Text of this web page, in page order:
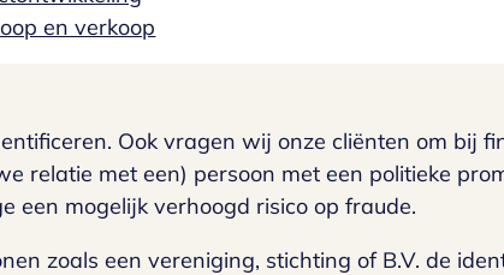
en verkoop
Ook vragen wij onze cliënten om bij
relatie met een) persoon met een politieke
een mogelijk verhoogd risico op fraude.
zoals een vereniging, stichting of B.V. de